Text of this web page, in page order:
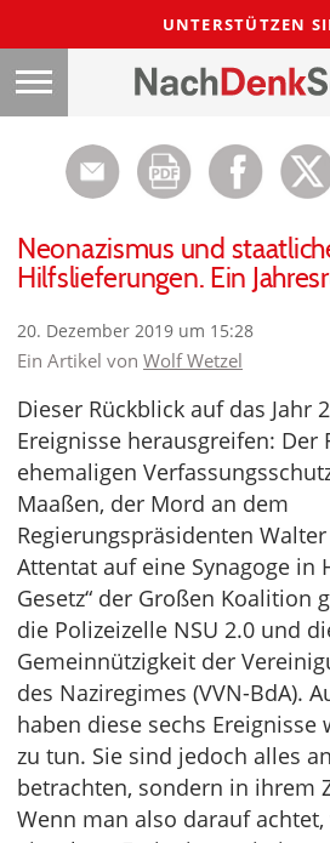
UNTERSTÜTZEN
Neonazismus und
Hilfslieferungen. Ein
20. Dezember 2019 um 15:28
Ein Artikel von Wolf Wetzel
Dieser Rückblick auf das Jahr
Ereignisse herausgreifen: Der
ehemaligen
Maaßen, der Mord an dem
Regierungspräsidenten
Attentat auf eine Synagoge in
Gesetz“ der Großen Koalition
die Polizeizelle NSU 2.0 und
Gemeinnützigkeit der
des Naziregimes (VVN-BdA).
haben diese sechs
zu tun. Sie sind jedoch alles
betrachten, sondern in ihrem
Wenn man also darauf